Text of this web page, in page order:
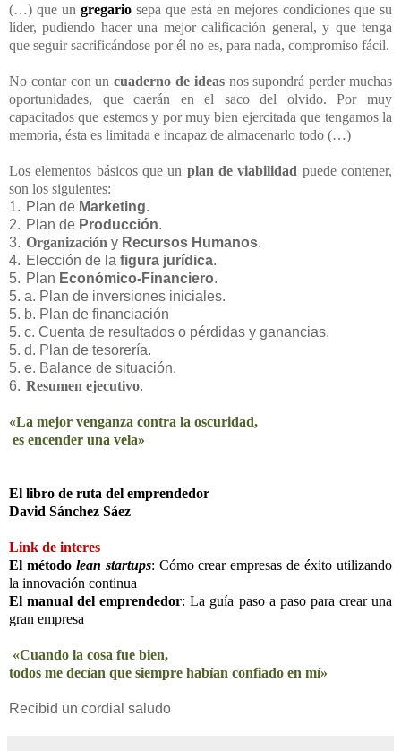
(…) que un gregario sepa que está en mejores condiciones que su
líder, pudiendo hacer una mejor calificación general, y que tenga
que seguir sacrificándose por él no es, para nada, compromiso fácil.
No contar con uncuaderno de ideasnos supondrá perder muchas
oportunidades, que caerán en el saco del olvido. Por muy
capacitados que estemos y por muy bien ejercitada que tengamos la
memoria, ésta es limitada e incapaz de almacenarlo todo (…)
Los elementos básicos que un plan de viabilidad puede contener,
son los siguientes:
1. Plan de Marketing.
2. Plan de Producción.
3. Organización y Recursos Humanos.
4. Elección de la figura jurídica.
5. Plan Económico-Financiero.
5. a. Plan de inversiones iniciales.
5. b. Plan de financiación
5. c. Cuenta de resultados o pérdidas y ganancias.
5. d. Plan de tesorería.
5. e. Balance de situación.
6. Resumen ejecutivo.
«La mejor venganza contra la oscuridad,
es encender una vela»
El libro de ruta del emprendedor
David Sánchez Sáez
Link de interes
El método lean startups: Cómo crear empresas de éxito utilizando
la innovación continua
El manual del emprendedor: La guía paso a paso para crear una
gran empresa
«Cuando la cosa fue bien,
todos me decían que siempre habían confiado en mí»
Recibid un cordial saludo